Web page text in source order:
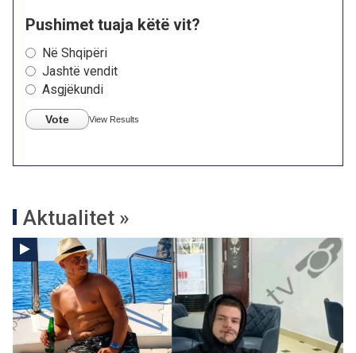
Pushimet tuaja këtë vit?
Në Shqipëri
Jashtë vendit
Asgjëkundi
Vote View Results
Aktualitet »